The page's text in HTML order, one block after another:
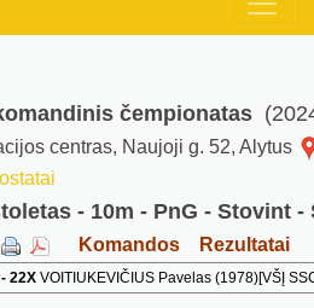
čempionatas
centras, Naujoji g. 52, Alytus
- 10m - PnG - Stovint -
Komandos Rezultatai
22X VOITIUKEVIČIUS Pavelas (1978)[VŠĮ